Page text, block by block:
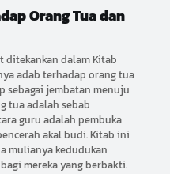
Orang Tua dan
ditekankan dalam Kitab
adab terhadap orang tua
sebagai jembatan menuju
tua adalah sebab
guru adalah pembuka
akal budi. Kitab ini
mulianya kedudukan
mereka yang berbakti.